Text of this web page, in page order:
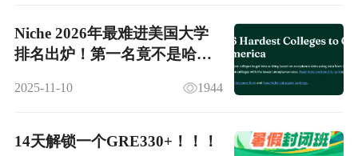
Niche 2026年最难进美国大学
排名出炉！第一名竟不是哈耶
2025-11-10 1944
14天解锁一个GRE330+！！！